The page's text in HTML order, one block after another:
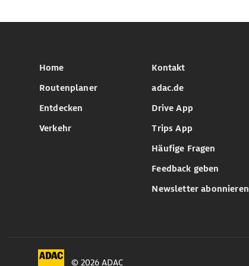
Home
Routenplaner
Entdecken
Verkehr
Kontakt
adac.de
Drive App
Trips App
Häufige Fragen
Feedback geben
Newsletter abonnieren
© 2026 ADAC